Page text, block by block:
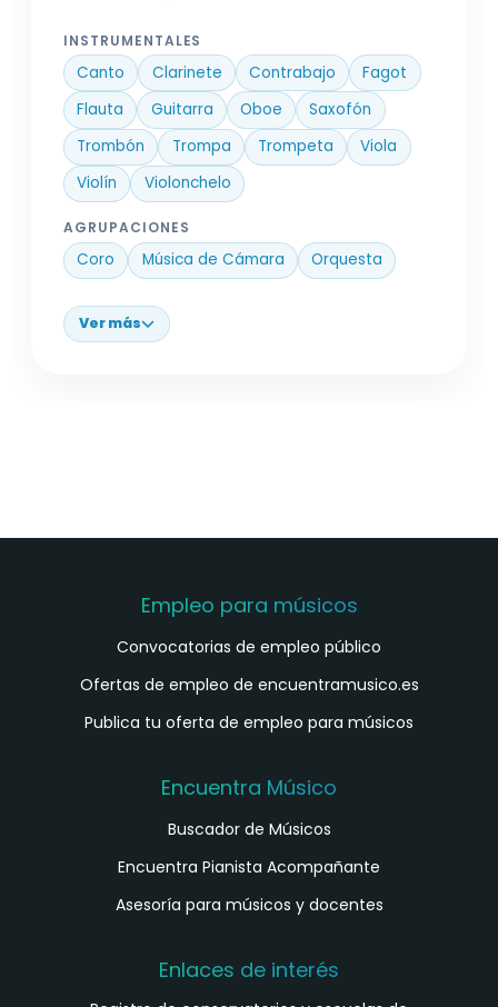
INSTRUMENTALES
Canto Clarinete Contrabajo
Fagot
Flauta
Guitarra Oboe
Saxofón
Trombón
Trompa Trompeta
Viola
Violín
Violonchelo
AGRUPACIONES
Coro Música de Cámara Orquesta
Ver más
Empleo para músicos
Convocatorias de empleo público
Ofertas de empleo de encuentramusico.es
Publica tu oferta de empleo para músicos
Encuentra Músico
Buscador de Músicos
Encuentra Pianista Acompañante
Asesoría para músicos y docentes
Enlaces de interés